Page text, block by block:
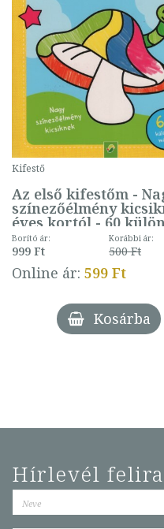
Kifestő
Az első kifestőm -
színezőélmény
éves kortól - 60
mintával (gombás)
Borító ár:
999 Ft
Korábbi ár:
500 Ft
Online ár: 599 Ft
Kosárba
Hírlevél